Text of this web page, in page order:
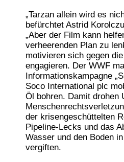
„Tarzan allein wird es
befürchtet Astrid
„Aber der Film kann
verheerenden Plan zu
motivieren sich gegen
engagieren. Der WWF
Informationskampagne
Soco International plc
Öl bohren. Damit drohen
der krisengeschüttelten
Pipeline-Lecks und das
Wasser und den Boden
vergiften.